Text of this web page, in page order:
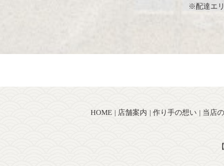
※配達エ
HOME 店舗案内 作り手の想い 当店